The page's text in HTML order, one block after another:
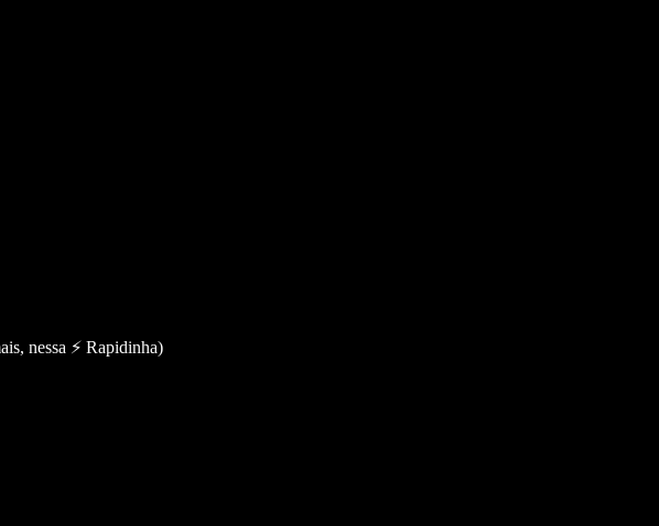
nessa ⚡️ Rapidinha)